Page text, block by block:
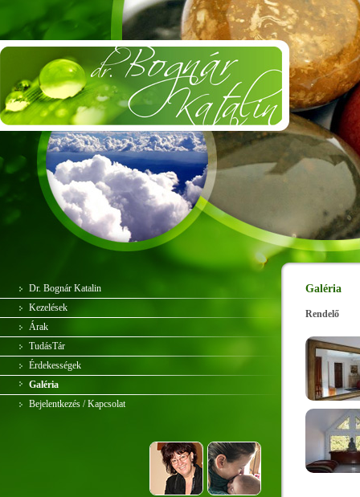
Dr. Bognár Katalin
Kezelések
Árak
TudásTár
Érdekességek
Galéria
Bejelentkezés / Kapcsolat
Galéria
Rendelő